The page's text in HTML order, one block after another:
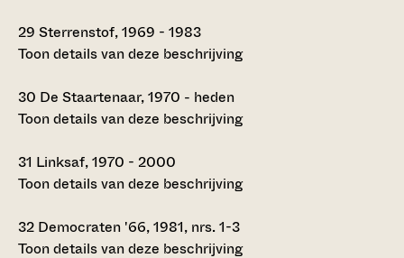
29 Sterrenstof, 1969 - 1983
Toon details van deze beschrijving
30 De Staartenaar, 1970 - heden
Toon details van deze beschrijving
31 Linksaf, 1970 - 2000
Toon details van deze beschrijving
32 Democraten '66, 1981, nrs. 1-3
Toon details van deze beschrijving